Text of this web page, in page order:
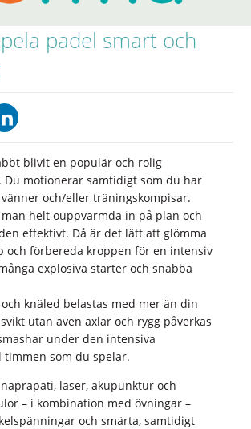
padel smart och
blivit en populär och rolig
motionerar samtidigt som du har
och/eller träningskompisar.
helt ouppvärmda in på plan och
effektivt. Då är det lätt att glömma
och förbereda kroppen för en intensiv
explosiva starter och snabba
knäled belastas med mer än din
utan även axlar och rygg påverkas
under den intensiva
som du spelar.
laser, akupunktur och
– i kombination med övningar –
och smärta, samtidigt